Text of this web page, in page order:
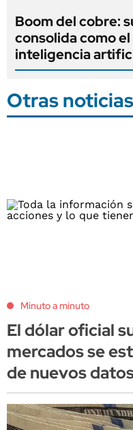
Boom del cobre:
consolida como
inteligencia
Otras noticias
Minuto a minuto
El dólar oficial
mercados se
de nuevos